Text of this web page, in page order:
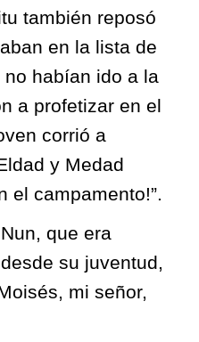
también reposó
en la lista de
habían ido a la
a profetizar en el
corrió a
y Medad
el campamento!”.
que era
su juventud,
mi señor,